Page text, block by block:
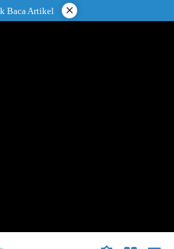
Baca Artikel ×